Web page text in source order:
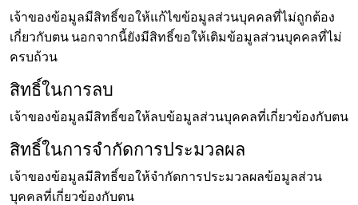
เจ้าของข้อมูลมีสิทธิ์ขอให้แก้ไขข้อมูลส่วนบุคคลที่ไม่ถูกต้อง
เกี่ยวกับตน นอกจากนี้ยังมีสิทธิ์ขอให้เติมข้อมูลส่วนบุคคลที่ไม่
ครบถ้วน
สิทธิ์ในการลบ
เจ้าของข้อมูลมีสิทธิ์ขอให้ลบข้อมูลส่วนบุคคลที่เกี่ยวข้องกับตน
สิทธิ์ในการจำกัดการประมวลผล
เจ้าของข้อมูลมีสิทธิ์ขอให้จำกัดการประมวลผลข้อมูลส่วน
บุคคลที่เกี่ยวข้องกับตน